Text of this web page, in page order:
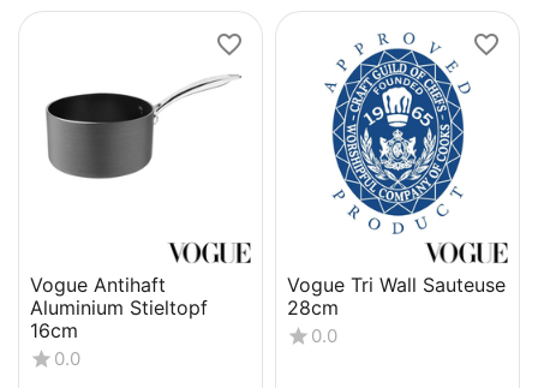
Vogue Antihaft
Aluminium Stieltopf
16cm
0.0
Vogue Tri Wall Sauteuse
28cm
0.0